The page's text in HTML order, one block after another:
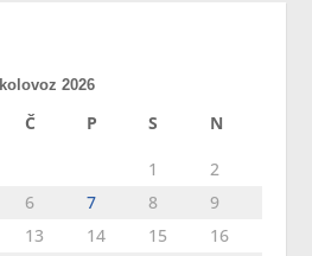
kolovoz 2026
Č P S N
1
2
6 7 8
9
13 14 15
16